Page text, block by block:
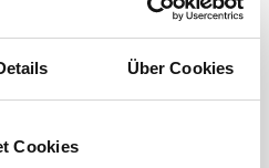
Über Cookies
Cookies